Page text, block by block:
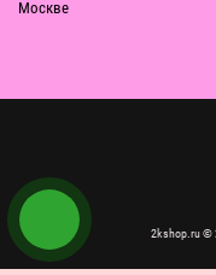
Москве
2kshop.ru ©